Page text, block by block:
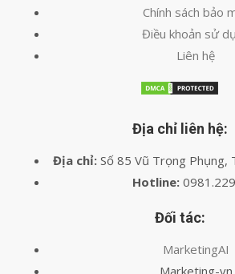
Chính sách bảo
Điều khoản sử
Liên hệ
Địa chỉ liên hệ:
Địa chỉ: Số 85 Vũ Trọng Phụng,
Hotline:
Đối tác:
MarketingAI